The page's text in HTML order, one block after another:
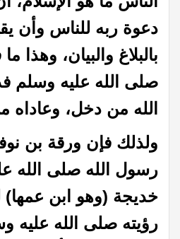
دعوة ربه للناس وأن
بالبلاغ والبيان، وهذا
صلى الله عليه وسلم
الله من دخل، وعاداه
ولذلك فإن ورقة بن
رسول الله صلى الله
خديجة (وهو ابن عمها)
رؤيته صلى الله عليه